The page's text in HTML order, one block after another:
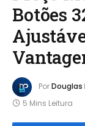
Botões
PorDouglas
5 Mins Leitura